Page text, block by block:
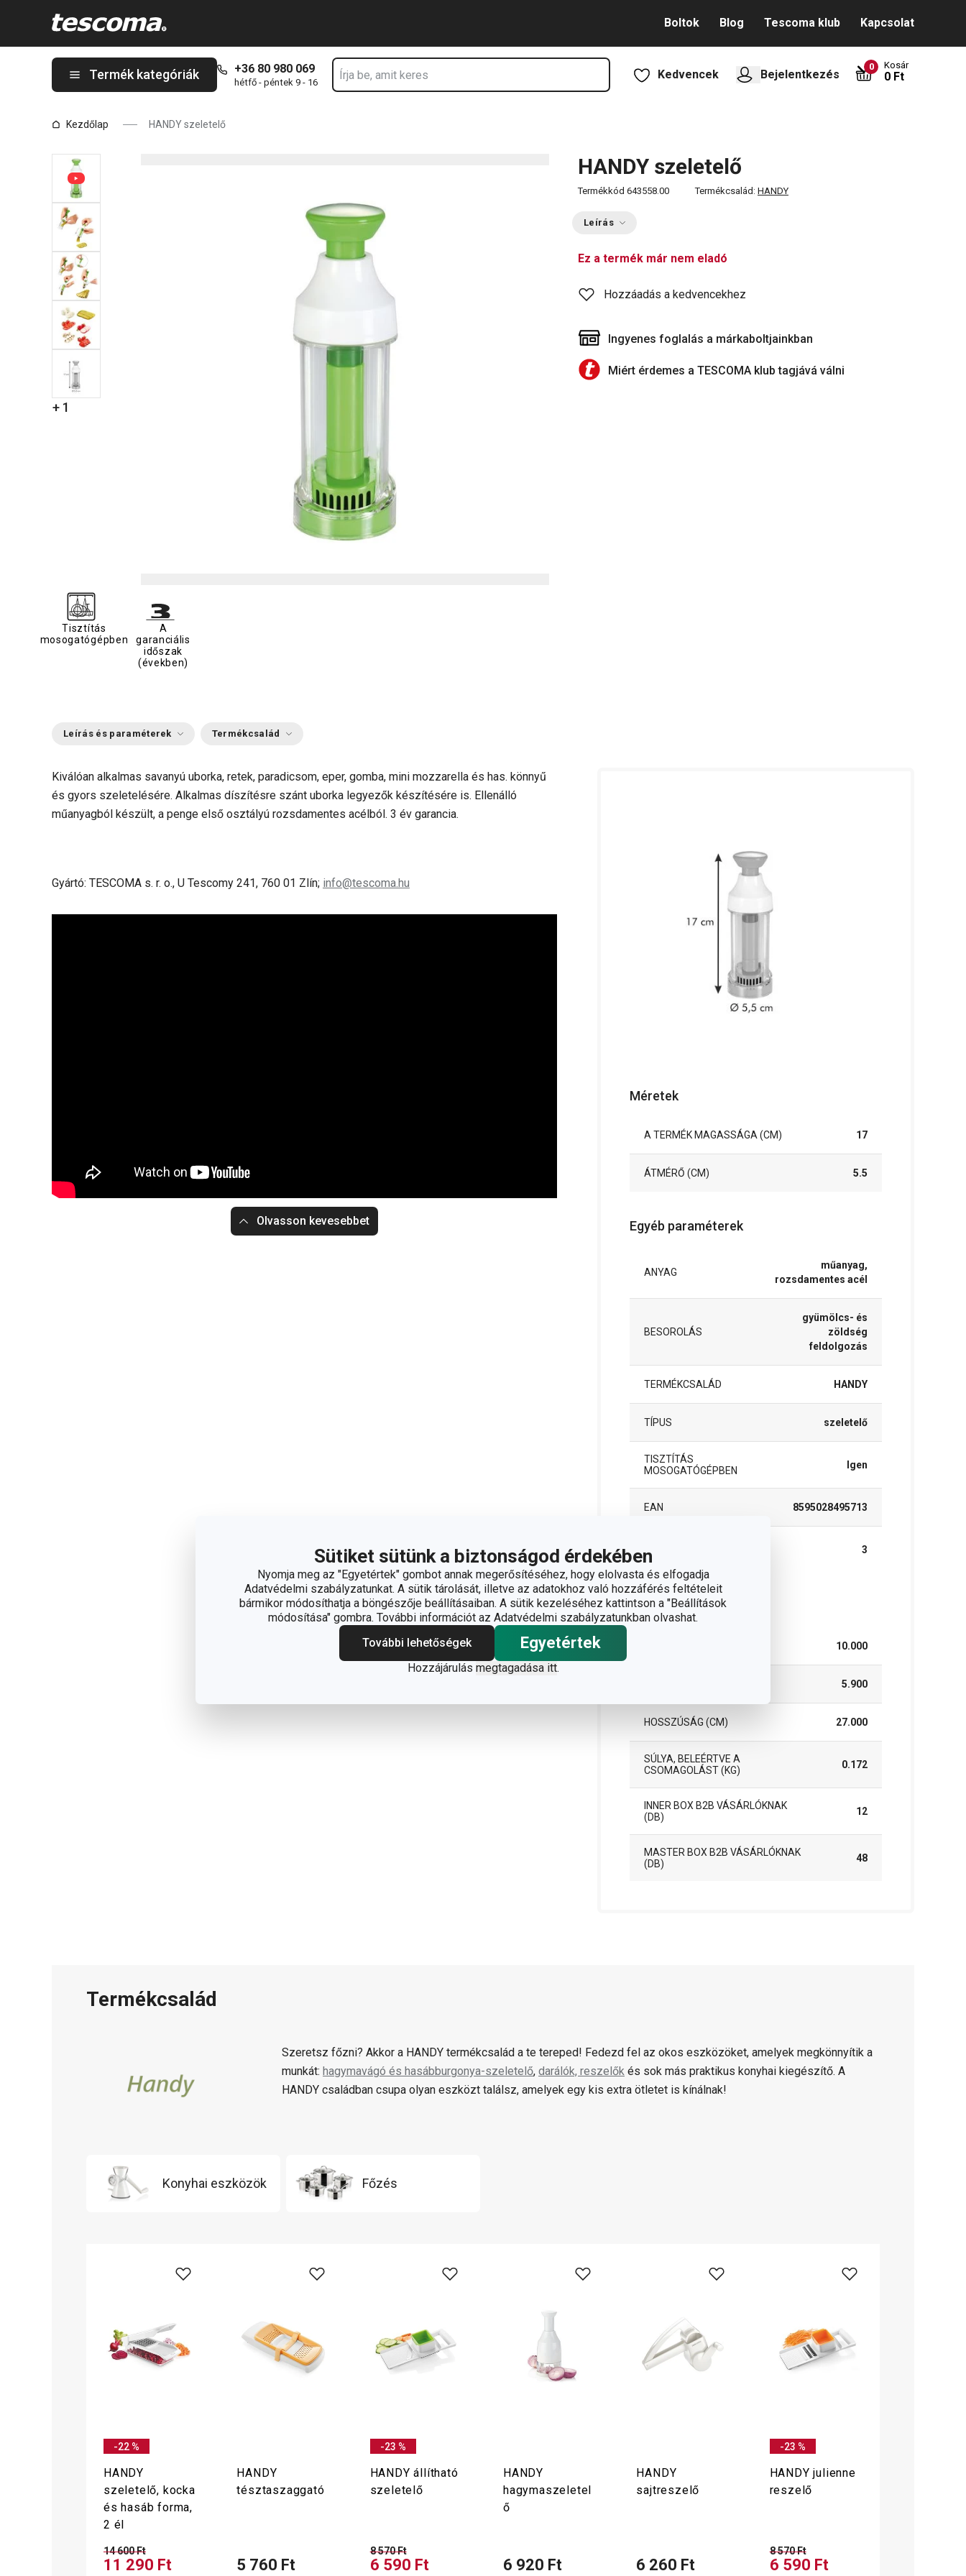
Sütiket sütünk a biztonságod érdekében
Nyomja meg az "Egyetértek" gombot annak megerősítéséhez, hogy elolvasta és elfogadja
Adatvédelmi szabályzatunkat. A sütik tárolását, illetve az adatokhoz való hozzáférés feltételeit
bármikor módosíthatja a böngészője beállításaiban. A sütik kezeléséhez kattintson a "Beállítások
módosítása" gombra. További információt az Adatvédelmi szabályzatunkban olvashat.
További lehetőségek
Egyetértek
Hozzájárulás megtagadása itt.
Boltok Blog Tescoma klub Kapcsolat
Termék kategóriák +36 80 980 069
hétfő - péntek 9 - 16
Kedvencek Bejelentkezés
0 Kosár
0 Ft
Kezdőlap HANDY szeletelő
+ 1
HANDY szeletelő
Termékkód 643558.00 Termékcsalád: HANDY
Leírás
Ez a termék már nem eladó
Hozzáadás a kedvencekhez
Ingyenes foglalás a márkaboltjainkban
Miért érdemes a TESCOMA klub tagjává válni
Tisztítás
mosogatógépben
A
garanciális
időszak
(években)
Leírás és paraméterek Termékcsalád
Kiválóan alkalmas savanyú uborka, retek, paradicsom, eper, gomba, mini mozzarella és has. könnyű
és gyors szeletelésére. Alkalmas díszítésre szánt uborka legyezők készítésére is. Ellenálló
műanyagból készült, a penge első osztályú rozsdamentes acélból. 3 év garancia.
Gyártó: TESCOMA s. r. o., U Tescomy 241, 760 01 Zlín; info@tescoma.hu
Olvasson kevesebbet
Méretek
A TERMÉK MAGASSÁGA (CM) 17
ÁTMÉRŐ (CM) 5.5
Egyéb paraméterek
ANYAG
műanyag,
rozsdamentes acél
BESOROLÁS
gyümölcs- és
zöldség
feldolgozás
TERMÉKCSALÁD HANDY
TÍPUS szeletelő
TISZTÍTÁS
MOSOGATÓGÉPBEN
Igen
EAN 8595028495713
IDŐSZAK (ÉVEKBEN)
3
Csomag
10.000
5.900
HOSSZÚSÁG (CM) 27.000
SÚLYA, BELEÉRTVE A
CSOMAGOLÁST (KG)
0.172
INNER BOX B2B VÁSÁRLÓKNAK
(DB)
12
MASTER BOX B2B VÁSÁRLÓKNAK
(DB)
48
Termékcsalád
Szeretsz főzni? Akkor a HANDY termékcsalád a te tereped! Fedezd fel az okos eszközöket, amelyek megkönnyítik a
munkát: hagymavágó és hasábburgonya-szeletelő, darálók, reszelők és sok más praktikus konyhai kiegészítő. A
HANDY családban csupa olyan eszközt találsz, amelyek egy kis extra ötletet is kínálnak!
Konyhai eszközök Főzés
-22 %
HANDY
szeletelő, kocka
és hasáb forma,
2 él
14 600 Ft
11 290 Ft
HANDY
tésztaszaggató
5 760 Ft
-23 %
HANDY állítható
szeletelő
8 570 Ft
6 590 Ft
HANDY
hagymaszeletel
ő
6 920 Ft
HANDY
sajtreszelő
6 260 Ft
-23 %
HANDY julienne
reszelő
8 570 Ft
6 590 Ft